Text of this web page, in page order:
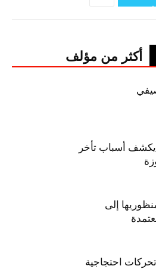
أكثر من مؤلف
يكشف أسباب تأخر
إلى
تحركات احتجاجية